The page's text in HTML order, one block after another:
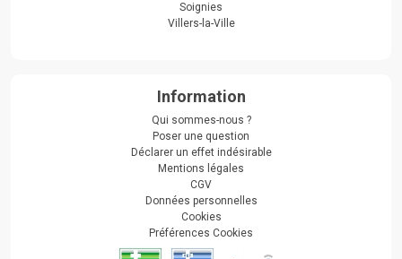
Soignies
Villers-la-Ville
Information
Qui sommes-nous ?
Poser une question
Déclarer un effet indésirable
Mentions légales
CGV
Données personnelles
Cookies
Préférences Cookies